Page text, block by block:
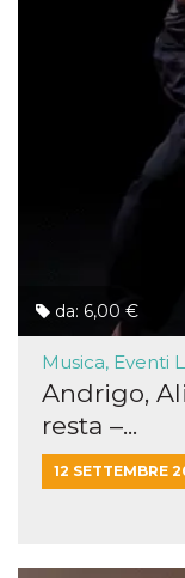
da: 6,00 €
Musica, Eventi
Andrigo,
resta –...
12 SETTEMBRE